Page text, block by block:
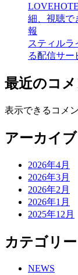
細、視聴で
報
スティルラ
る配信サー
最近のコメ
表示できるコメ
アーカイブ
2026年4月
2026年3月
2026年2月
2026年1月
2025年12月
カテゴリー
NEWS